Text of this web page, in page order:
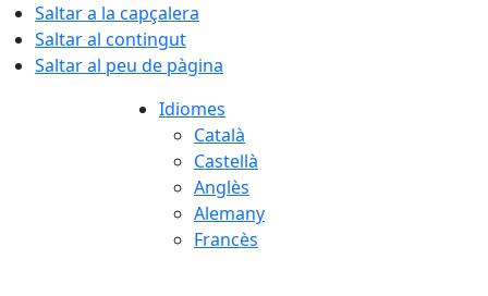
Saltar a la capçalera
Saltar al contingut
Saltar al peu de pàgina
Idiomes
Català
Castellà
Anglès
Alemany
Francès